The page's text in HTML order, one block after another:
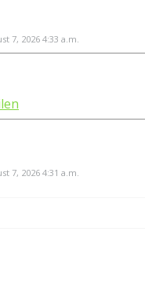
7, 2026 4:33 a.m.
7, 2026 4:31 a.m.